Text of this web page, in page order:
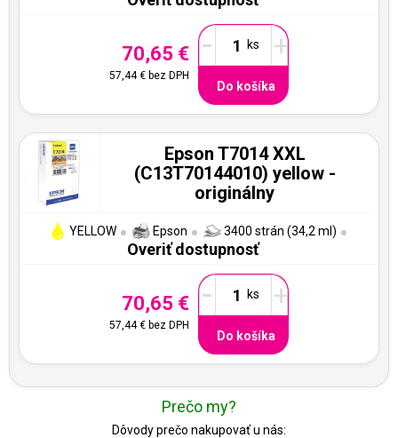
70,65 €
57,44 € bez DPH
- +
Do košíka
Epson T7014 XXL
(C13T70144010) yellow -
originálny
YELLOW Epson 3400 strán (34,2 ml)
Overiť dostupnosť
70,65 €
57,44 € bez DPH
- +
Do košíka
Prečo my?
Dôvody prečo nakupovať u nás: